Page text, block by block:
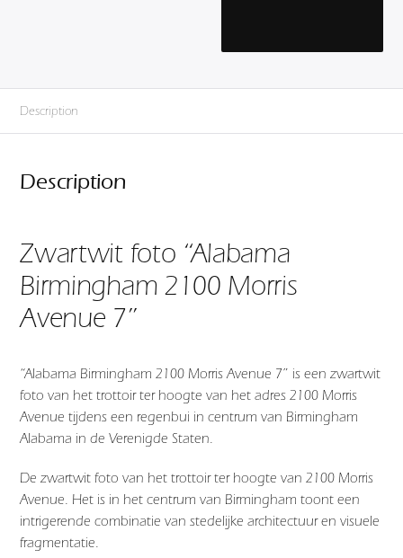
Description
Description
Zwartwit foto “Alabama
Birmingham 2100 Morris
Avenue 7”
“Alabama Birmingham 2100 Morris Avenue 7” is een zwartwit
foto van het trottoir ter hoogte van het adres 2100 Morris
Avenue tijdens een regenbui in centrum van Birmingham
Alabama in de Verenigde Staten.
De zwartwit foto van het trottoir ter hoogte van 2100 Morris
Avenue. Het is in het centrum van Birmingham toont een
intrigerende combinatie van stedelijke architectuur en visuele
fragmentatie.